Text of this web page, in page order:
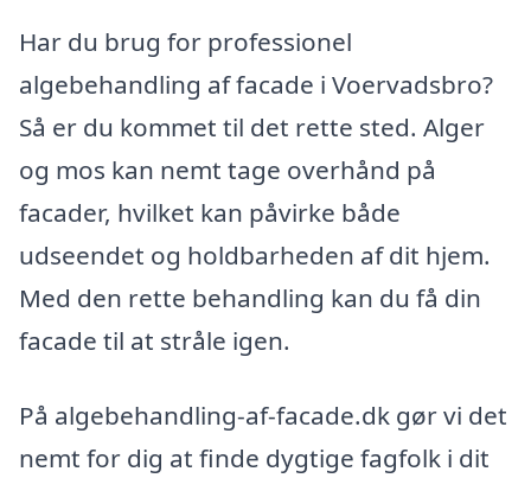
Har du brug for professionel
algebehandling af facade i Voervadsbro?
Så er du kommet til det rette sted. Alger
og mos kan nemt tage overhånd på
facader, hvilket kan påvirke både
udseendet og holdbarheden af dit hjem.
Med den rette behandling kan du få din
facade til at stråle igen.
På algebehandling-af-facade.dk gør vi det
nemt for dig at finde dygtige fagfolk i dit